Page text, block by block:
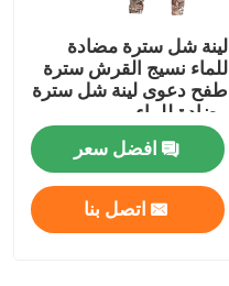
لينة شل سترة مضادة
للماء نسيج القرش سترة
طفح دعوى لينة شل سترة
مضادة للماء
افضل سعر
اتصل بنا